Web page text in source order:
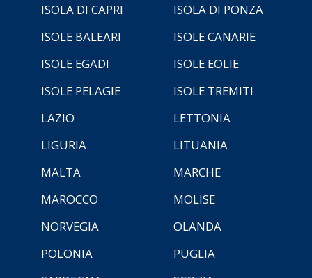
ISOLA DI CAPRI
ISOLA DI PONZA
ISOLE BALEARI
ISOLE CANARIE
ISOLE EGADI
ISOLE EOLIE
ISOLE PELAGIE
ISOLE TREMITI
LAZIO
LETTONIA
LIGURIA
LITUANIA
MALTA
MARCHE
MAROCCO
MOLISE
NORVEGIA
OLANDA
POLONIA
PUGLIA